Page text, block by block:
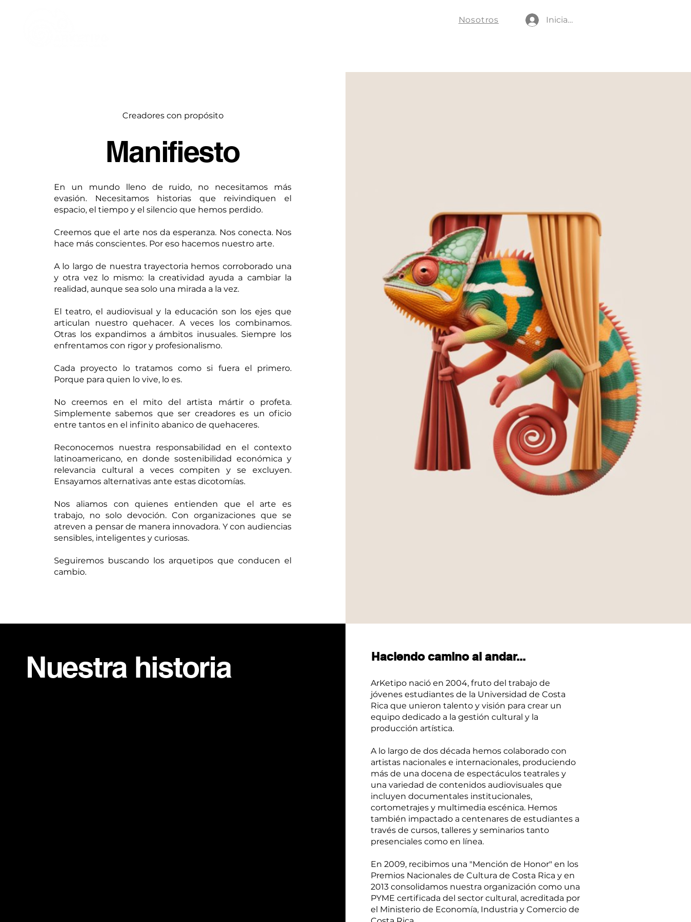
Nosotros Iniciar sesión
Creadores con propósito
Manifiesto
En un mundo lleno de ruido, no necesitamos más
evasión. Necesitamos historias que reivindiquen el
espacio, el tiempo y el silencio que hemos perdido.
Creemos que el arte nos da esperanza. Nos conecta. Nos
hace más conscientes. Por eso hacemos nuestro arte.
A lo largo de nuestra trayectoria hemos corroborado una
y otra vez lo mismo: la creatividad ayuda a cambiar la
realidad, aunque sea solo una mirada a la vez.
El teatro, el audiovisual y la educación son los ejes que
articulan nuestro quehacer. A veces los combinamos.
Otras los expandimos a ámbitos inusuales. Siempre los
enfrentamos con rigor y profesionalismo.
Cada proyecto lo tratamos como si fuera el primero.
Porque para quien lo vive, lo es.
No creemos en el mito del artista mártir o profeta.
Simplemente sabemos que ser creadores es un oficio
entre tantos en el infinito abanico de quehaceres.
Reconocemos nuestra responsabilidad en el contexto
latinoamericano, en donde sostenibilidad económica y
relevancia cultural a veces compiten y se excluyen.
Ensayamos alternativas ante estas dicotomías.
Nos aliamos con quienes entienden que el arte es
trabajo, no solo devoción. Con organizaciones que se
atreven a pensar de manera innovadora. Y con audiencias
sensibles, inteligentes y curiosas.
Seguiremos buscando los arquetipos que conducen el
cambio.
Nuestra historia Haciendo camino al andar...
ArKetipo nació en 2004, fruto del trabajo de
jóvenes estudiantes de la Universidad de Costa
Rica que unieron talento y visión para crear un
equipo dedicado a la gestión cultural y la
producción artística.
A lo largo de dos década hemos colaborado con
artistas nacionales e internacionales, produciendo
más de una docena de espectáculos teatrales y
una variedad de contenidos audiovisuales que
incluyen documentales institucionales,
cortometrajes y multimedia escénica. Hemos
también impactado a centenares de estudiantes a
través de cursos, talleres y seminarios tanto
presenciales como en línea.
En 2009, recibimos una "Mención de Honor" en los
Premios Nacionales de Cultura de Costa Rica y en
2013 consolidamos nuestra organización como una
PYME certificada del sector cultural, acreditada por
el Ministerio de Economía, Industria y Comercio de